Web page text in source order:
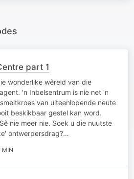
part 1
wonderlike wêreld van die
'n Inbelsentrum is nie net 'n
van uiteenlopende neute
beskikbaar gestel kan word.
nie meer nie. Soek u die nuutste
ontwerpersdrag?…
MIN